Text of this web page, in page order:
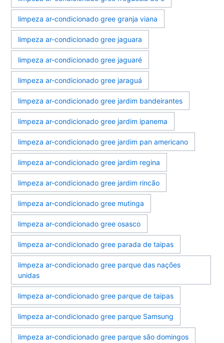
limpeza ar-condicionado gree granja viana
limpeza ar-condicionado gree jaguara
limpeza ar-condicionado gree jaguaré
limpeza ar-condicionado gree jaraguá
limpeza ar-condicionado gree jardim bandeirantes
limpeza ar-condicionado gree jardim ipanema
limpeza ar-condicionado gree jardim pan americano
limpeza ar-condicionado gree jardim regina
limpeza ar-condicionado gree jardim rincão
limpeza ar-condicionado gree mutinga
limpeza ar-condicionado gree osasco
limpeza ar-condicionado gree parada de taipas
limpeza ar-condicionado gree parque das nações
unidas
limpeza ar-condicionado gree parque de taipas
limpeza ar-condicionado gree parque Samsung
limpeza ar-condicionado gree parque são domingos